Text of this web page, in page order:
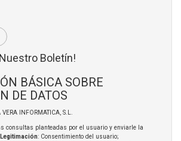
Boletín!
BÁSICA SOBRE
DE DATOS
INFORMATICA, S.L.
consultas planteadas por el usuario y enviarle la
Legitimación: Consentimiento del usuario;